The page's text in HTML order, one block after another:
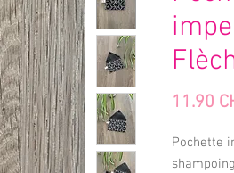
11.90
Pochette